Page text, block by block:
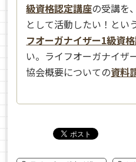
級資格認定講座の受講を
として活動したい！とい
フオーガナイザー1級資
い。ライフオーガナイザ
協会概要についての資料